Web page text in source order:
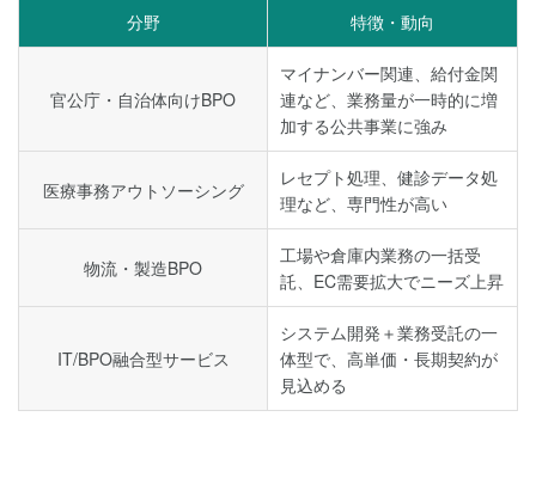
分野 特徴・動向
官公庁・自治体向けBPO
マイナンバー関連、給付金関
連など、業務量が一時的に増
加する公共事業に強み
医療事務アウトソーシング
レセプト処理、健診データ処
理など、専門性が高い
物流・製造BPO
工場や倉庫内業務の一括受
託、EC需要拡大でニーズ上昇
IT/BPO融合型サービス
システム開発＋業務受託の一
体型で、高単価・長期契約が
見込める